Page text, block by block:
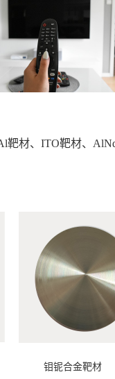
靶材、ITO靶材、
金靶材